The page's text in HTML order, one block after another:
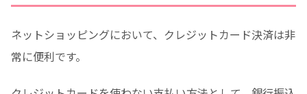
ネットショッピングにおいて、クレジットカード決済は非
常に便利です。